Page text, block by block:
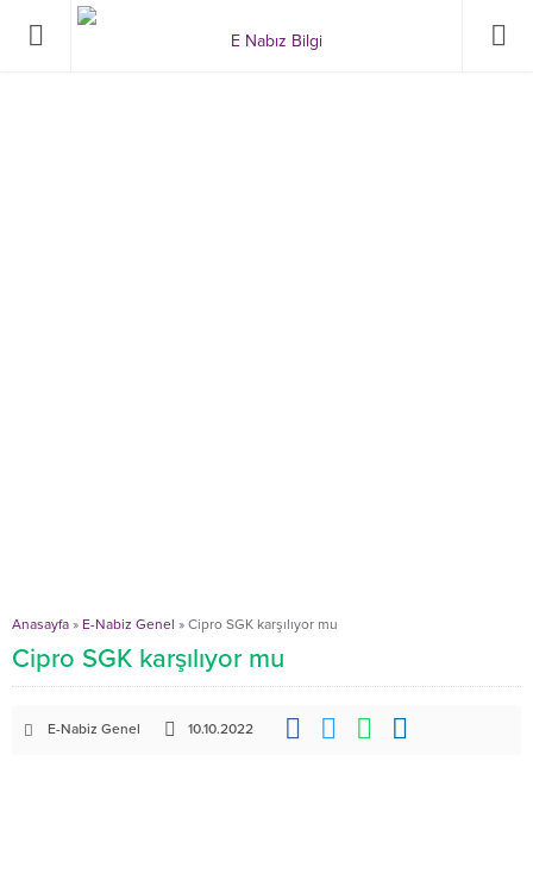
Anasayfa » E-Nabiz Genel » Cipro SGK karşılıyor mu
Cipro SGK karşılıyor mu
E-Nabiz Genel 10.10.2022